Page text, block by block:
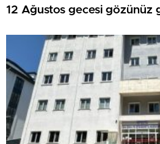
12 Ağustos gecesi gözünüz